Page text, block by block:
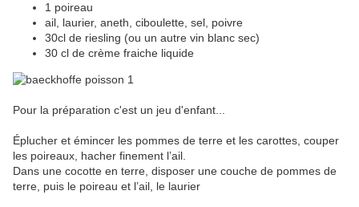
1 poireau
ail, laurier, aneth, ciboulette, sel, poivre
30cl de riesling (ou un autre vin blanc sec)
30 cl de crème fraiche liquide
Pour la préparation c'est un jeu d'enfant...
Éplucher et émincer les pommes de terre et les carottes, couper
les poireaux, hacher finement l’ail.
Dans une cocotte en terre, disposer une couche de pommes de
terre, puis le poireau et l’ail, le laurier